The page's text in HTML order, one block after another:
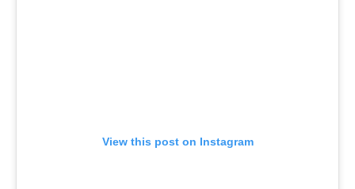
View this post on Instagram